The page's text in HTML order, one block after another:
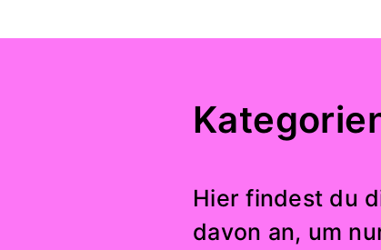
Hier findest du
davon an, um